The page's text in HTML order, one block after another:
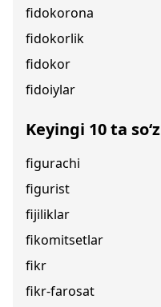
fidokorona
fidokorlik
fidokor
fidoiylar
Keyingi 10 ta so‘z
figurachi
figurist
fijiliklar
fikomitsetlar
fikr
fikr-farosat